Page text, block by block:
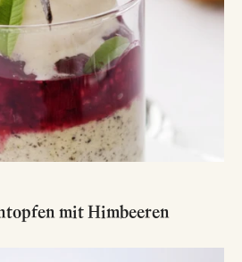
mit Himbeeren